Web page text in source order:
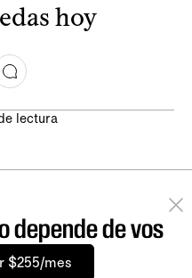
hoy
lectura
depende de vos
$255/mes